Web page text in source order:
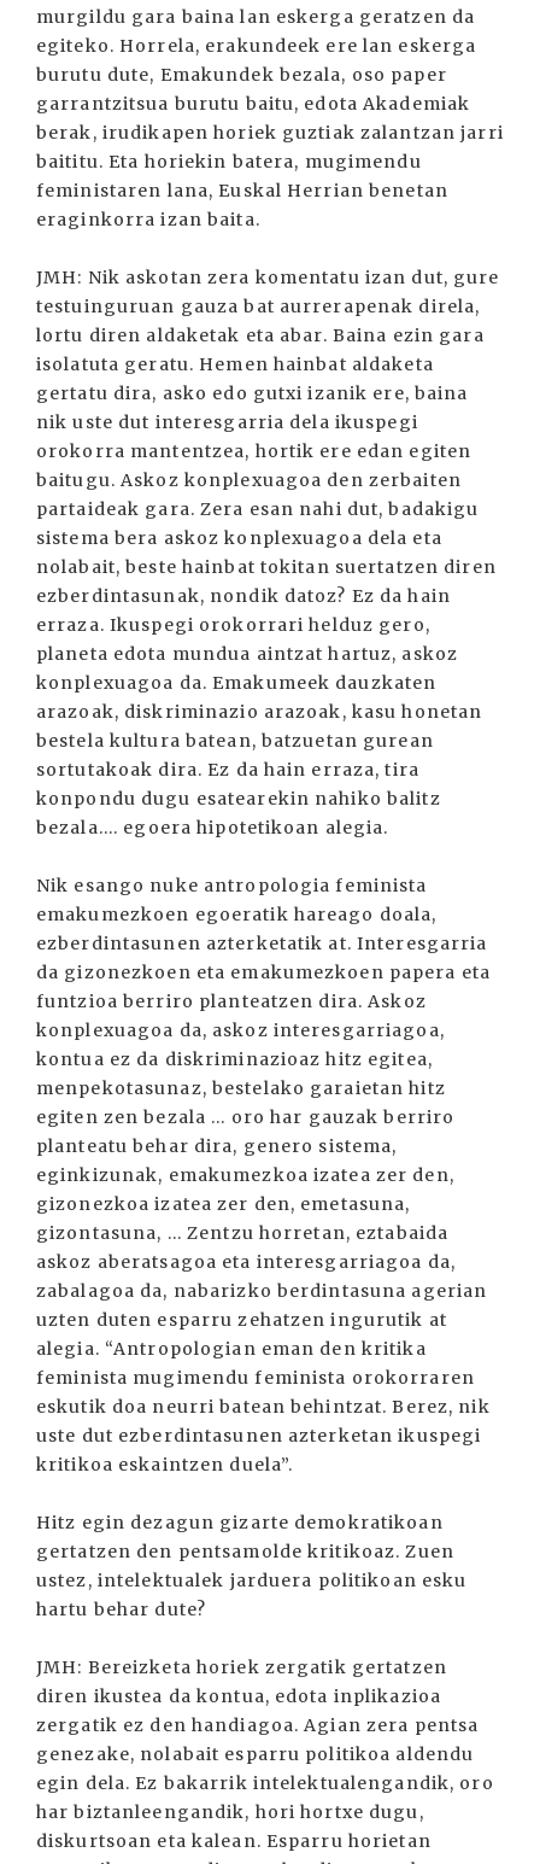
murgildu gara baina lan eskerga geratzen da
egiteko. Horrela, erakundeek ere lan eskerga
burutu dute, Emakundek bezala, oso paper
garrantzitsua burutu baitu, edota Akademiak
berak, irudikapen horiek guztiak zalantzan jarri
baititu. Eta horiekin batera, mugimendu
feministaren lana, Euskal Herrian benetan
eraginkorra izan baita.
JMH: Nik askotan zera komentatu izan dut, gure
testuinguruan gauza bat aurrerapenak direla,
lortu diren aldaketak eta abar. Baina ezin gara
isolatuta geratu. Hemen hainbat aldaketa
gertatu dira, asko edo gutxi izanik ere, baina
nik uste dut interesgarria dela ikuspegi
orokorra mantentzea, hortik ere edan egiten
baitugu. Askoz konplexuagoa den zerbaiten
partaideak gara. Zera esan nahi dut, badakigu
sistema bera askoz konplexuagoa dela eta
nolabait, beste hainbat tokitan suertatzen diren
ezberdintasunak, nondik datoz? Ez da hain
erraza. Ikuspegi orokorrari helduz gero,
planeta edota mundua aintzat hartuz, askoz
konplexuagoa da. Emakumeek dauzkaten
arazoak, diskriminazio arazoak, kasu honetan
bestela kultura batean, batzuetan gurean
sortutakoak dira. Ez da hain erraza, tira
konpondu dugu esatearekin nahiko balitz
bezala.... egoera hipotetikoan alegia.
Nik esango nuke antropologia feminista
emakumezkoen egoeratik hareago doala,
ezberdintasunen azterketatik at. Interesgarria
da gizonezkoen eta emakumezkoen papera eta
funtzioa berriro planteatzen dira. Askoz
konplexuagoa da, askoz interesgarriagoa,
kontua ez da diskriminazioaz hitz egitea,
menpekotasunaz, bestelako garaietan hitz
egiten zen bezala ... oro har gauzak berriro
planteatu behar dira, genero sistema,
eginkizunak, emakumezkoa izatea zer den,
gizonezkoa izatea zer den, emetasuna,
gizontasuna, ... Zentzu horretan, eztabaida
askoz aberatsagoa eta interesgarriagoa da,
zabalagoa da, nabarizko berdintasuna agerian
uzten duten esparru zehatzen ingurutik at
alegia. “Antropologian eman den kritika
feminista mugimendu feminista orokorraren
eskutik doa neurri batean behintzat. Berez, nik
uste dut ezberdintasunen azterketan ikuspegi
kritikoa eskaintzen duela”.
Hitz egin dezagun gizarte demokratikoan
gertatzen den pentsamolde kritikoaz. Zuen
ustez, intelektualek jarduera politikoan esku
hartu behar dute?
JMH: Bereizketa horiek zergatik gertatzen
diren ikustea da kontua, edota inplikazioa
zergatik ez den handiagoa. Agian zera pentsa
genezake, nolabait esparru politikoa aldendu
egin dela. Ez bakarrik intelektualengandik, oro
har biztanleengandik, hori hortxe dugu,
diskurtsoan eta kalean. Esparru horietan